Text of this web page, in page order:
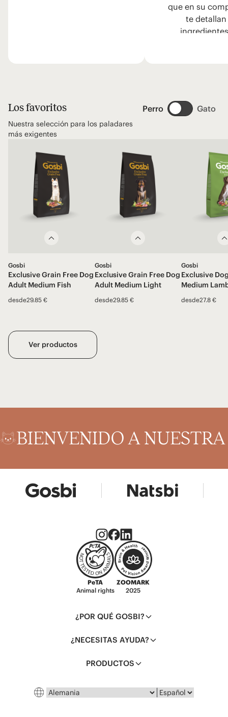
que en su
te detallan
Los favoritos
Nuestra selección para los paladares
más exigentes
Perro Gato
Gosbi
Exclusive Grain Free Dog
Adult Medium Fish
desde29.85 €
Gosbi
Exclusive Grain Free Dog
Adult Medium Light
desde29.85 €
Gosbi
Exclusive
Medium
desde27.8 €
Ver productos
BIENVENIDO A
PeTA
Animal rights
ZOOMARK
2025
¿POR QUÉ GOSBI?
¿NECESITAS AYUDA?
PRODUCTOS
País Idioma